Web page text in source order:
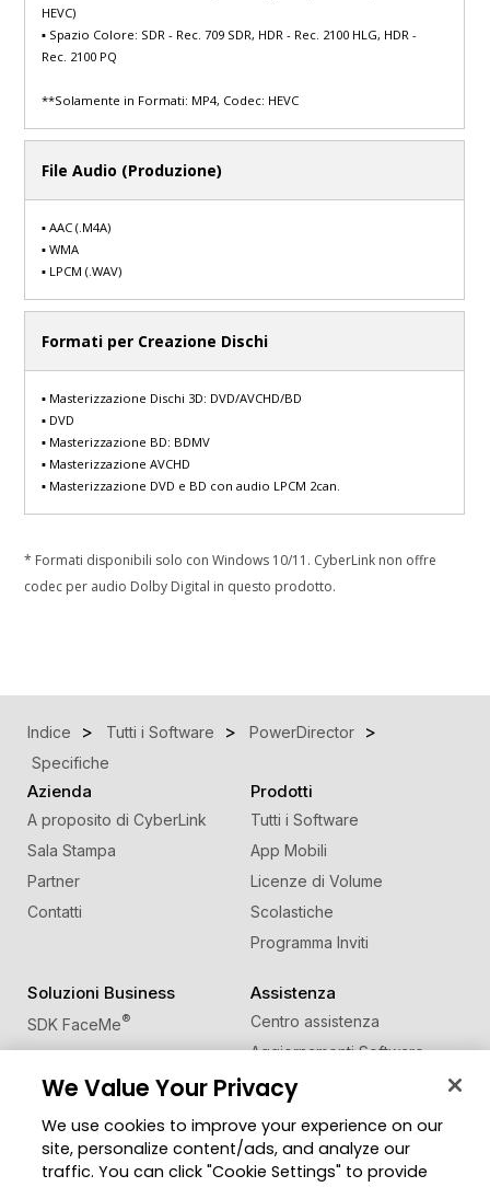
HEVC)
▪ Spazio Colore: SDR - Rec. 709 SDR, HDR - Rec. 2100 HLG, HDR -
Rec. 2100 PQ
**Solamente in Formati: MP4, Codec: HEVC
File Audio (Produzione)
▪ AAC (.M4A)
▪ WMA
▪ LPCM (.WAV)
Formati per Creazione Dischi
▪ Masterizzazione Dischi 3D: DVD/AVCHD/BD
▪ DVD
▪ Masterizzazione BD: BDMV
▪ Masterizzazione AVCHD
▪ Masterizzazione DVD e BD con audio LPCM 2can.
* Formati disponibili solo con Windows 10/11. CyberLink non offre
codec per audio Dolby Digital in questo prodotto.
Indice Tutti i Software
PowerDirector
Specifiche
Azienda
A proposito di CyberLink
Sala Stampa
Partner
Contatti
Prodotti
Tutti i Software
App Mobili
Licenze di Volume
Scolastiche
Programma Inviti
Soluzioni Business
SDK FaceMe®
Assistenza
Centro assistenza
Aggiornamenti Software
Centro Apprendimento
Comunità
Zona Utenti
Cambia regione
We Value Your Privacy
We use cookies to improve your experience on our
site, personalize content/ads, and analyze our
traffic. You can click "Cookie Settings" to provide